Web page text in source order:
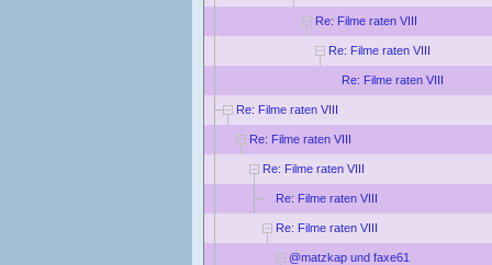
Re: Filme raten VIII
Re: Filme raten VIII
Re: Filme raten VIII
Re: Filme raten VIII
Re: Filme raten VIII
Re: Filme raten VIII
Re: Filme raten VIII
Re: Filme raten VIII
@matzkap und faxe61